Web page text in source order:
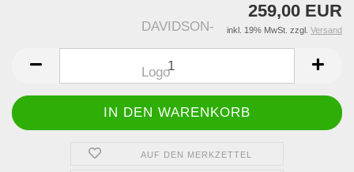
259,00 EUR
inkl. 19% MwSt. zzgl. Versand
AUF DEN MERKZETTEL